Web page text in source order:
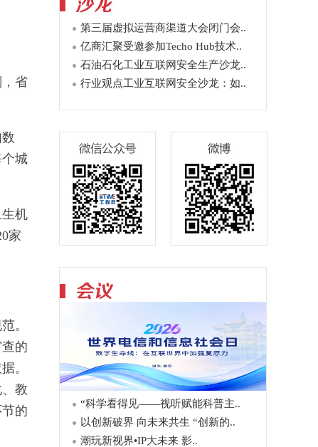
省
城
机
家
。
的
。
教
的
第三届虚拟运营商渠道大会闭门会..
亿商汇聚受邀参加Techo Hub技术..
石油石化工业互联网安全生产沙龙..
行业观点工业互联网安全沙龙：如..
“科学看得见——视听赋能科普主..
以创新破界 向未来共生 “创新的..
潮玩新视界•IP大未来 影..